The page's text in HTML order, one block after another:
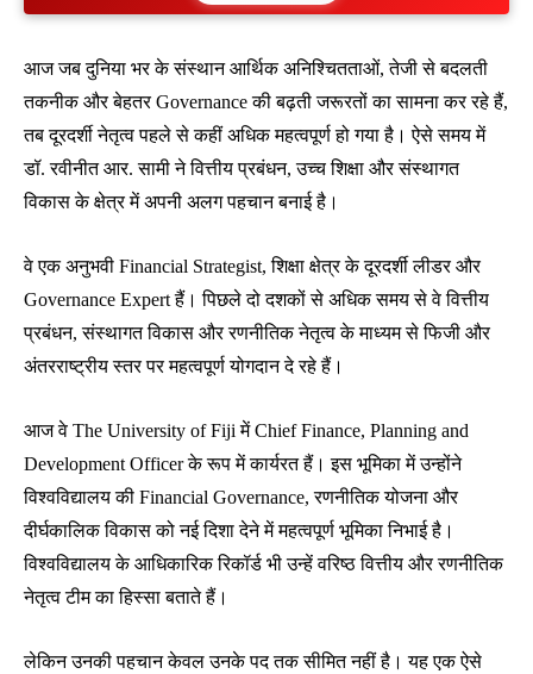
आज जब दुनिया भर के संस्थान आर्थिक अनिश्चितताओं, तेजी से बदलती
तकनीक और बेहतर Governance की बढ़ती जरूरतों का सामना कर रहे हैं,
तब दूरदर्शी नेतृत्व पहले से कहीं अधिक महत्वपूर्ण हो गया है। ऐसे समय में
डॉ. रवीनीत आर. सामी ने वित्तीय प्रबंधन, उच्च शिक्षा और संस्थागत
विकास के क्षेत्र में अपनी अलग पहचान बनाई है।
वे एक अनुभवी Financial Strategist, शिक्षा क्षेत्र के दूरदर्शी लीडर और
Governance Expert हैं। पिछले दो दशकों से अधिक समय से वे वित्तीय
प्रबंधन, संस्थागत विकास और रणनीतिक नेतृत्व के माध्यम से फिजी और
अंतरराष्ट्रीय स्तर पर महत्वपूर्ण योगदान दे रहे हैं।
आज वे The University of Fiji में Chief Finance, Planning and
Development Officer के रूप में कार्यरत हैं। इस भूमिका में उन्होंने
विश्वविद्यालय की Financial Governance, रणनीतिक योजना और
दीर्घकालिक विकास को नई दिशा देने में महत्वपूर्ण भूमिका निभाई है।
विश्वविद्यालय के आधिकारिक रिकॉर्ड भी उन्हें वरिष्ठ वित्तीय और रणनीतिक
नेतृत्व टीम का हिस्सा बताते हैं।
लेकिन उनकी पहचान केवल उनके पद तक सीमित नहीं है। यह एक ऐसे